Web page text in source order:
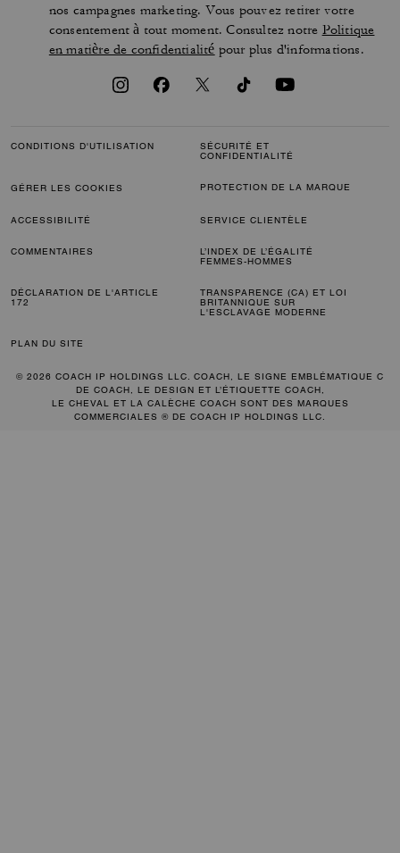
nos campagnes marketing. Vous pouvez retirer votre
consentement à tout moment. Consultez notre Politique
en matière de confidentialité pour plus d'informations.
CONDITIONS D'UTILISATION
SÉCURITÉ ET
CONFIDENTIALITÉ
GÉRER LES COOKIES PROTECTION DE LA MARQUE
ACCESSIBILITÉ SERVICE CLIENTÈLE
COMMENTAIRES
L’INDEX DE L’ÉGALITÉ
FEMMES-HOMMES
DÉCLARATION DE L'ARTICLE
172
TRANSPARENCE (CA) ET LOI
BRITANNIQUE SUR
L'ESCLAVAGE MODERNE
PLAN DU SITE
© 2026 COACH IP HOLDINGS LLC. COACH, LE SIGNE EMBLÉMATIQUE C
DE COACH, LE DESIGN ET L’ÉTIQUETTE COACH,
LE CHEVAL ET LA CALÈCHE COACH SONT DES MARQUES
COMMERCIALES ® DE COACH IP HOLDINGS LLC.